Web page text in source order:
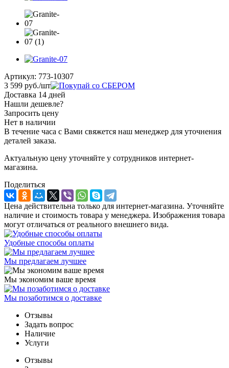
Артикул: 773-10307
3 599 руб./шт
Доставка 14 дней
Нашли дешевле?
Запросить цену
Нет в наличии
В течение часа с Вами свяжется наш менеджер для уточнения
деталей заказа.
Актуальную цену уточняйте у сотрудников интернет-
магазина.
Поделиться
Цена действительна только для интернет-магазина. Уточняйте
наличие и стоимость товара у менеджера. Изображения товара
могут отличаться от реального внешнего вида.
Удобные способы оплаты
Мы предлагаем лучшее
Мы экономим ваше время
Мы позаботимся о доставке
Отзывы
Задать вопрос
Наличие
Услуги
Отзывы